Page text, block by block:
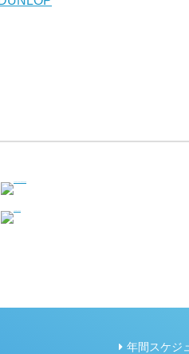
年間スケジ